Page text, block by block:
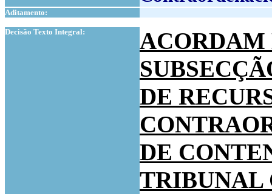
Aditamento:
Decisão Texto Integral:
ACORDAM
DE
DE
TRIBUNAL